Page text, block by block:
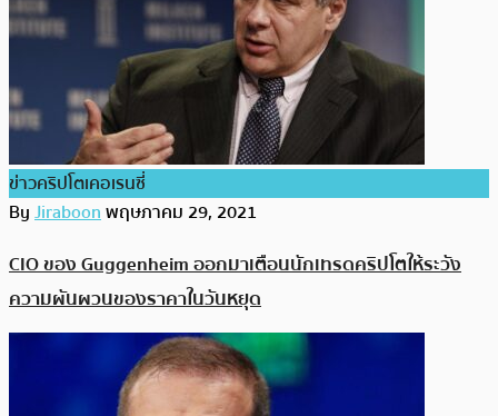
ข่าวคริปโตเคอเรนซี่
ByJiraboonพฤษภาคม 29, 2021
CIO ของ Guggenheim ออกมาเตือนนักเทรดคริปโตให้ระวัง
ความผันผวนของราคาในวันหยุด